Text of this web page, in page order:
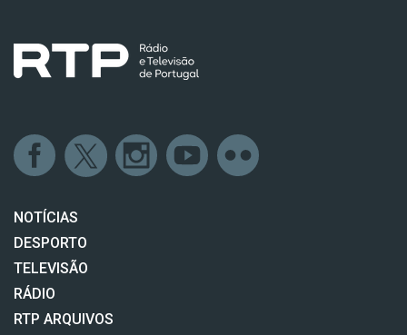
NOTÍCIAS
DESPORTO
TELEVISÃO
RÁDIO
RTP ARQUIVOS